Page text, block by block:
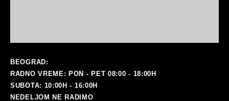
BEOGRAD:
RADNO VREME: PON - PET 08:00 - 18:00H
SUBOTA: 10:00H - 16:00H
NEDELJOM NE RADIMO